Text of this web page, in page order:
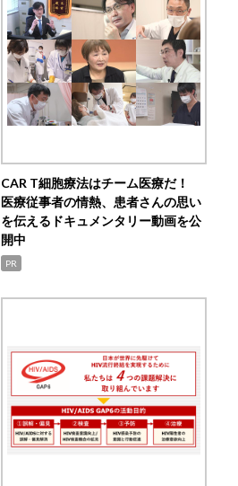
CAR T細胞療法はチーム医療だ！
医療従事者の情熱、患者さんの思い
を伝えるドキュメンタリー動画を公
開中
PR